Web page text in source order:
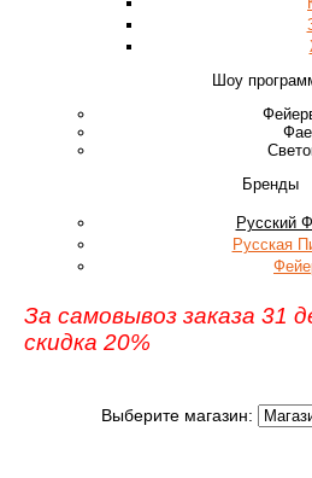
Шоу
Бренды
Русский
Русская
За самовывоз заказа 31
скидка 20%
Выберите магазин: